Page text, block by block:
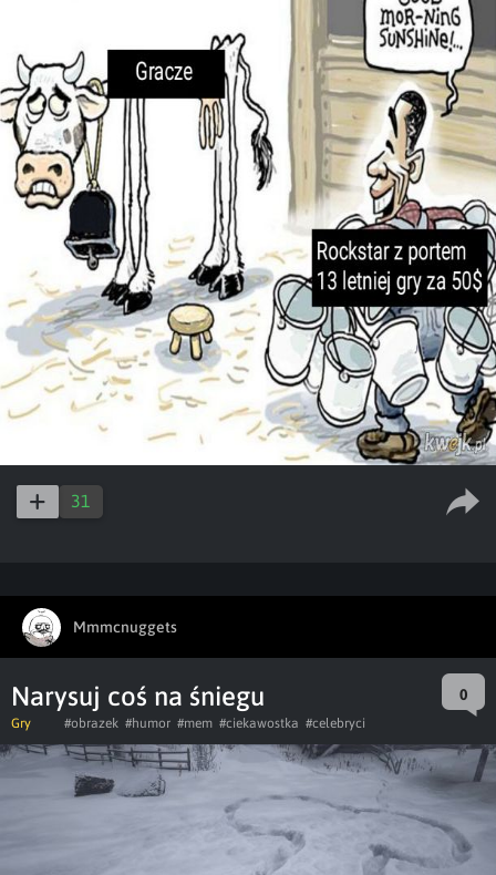
31
Mmmcnuggets
Narysuj coś na śniegu 0
Gry #obrazek #humor #mem #ciekawostka #celebryci